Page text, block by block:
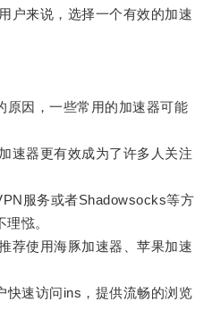
来说，选择一个有效的加速
因，一些常用的加速器可能
器更有效成为了许多人关注
服务或者Shadowsocks等方
惤。
使用海豚加速器、苹果加速
速访问ins，提供流畅的浏览